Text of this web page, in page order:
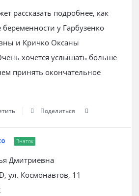
рассказать подробнее, как
у Гарбузенко
и Кричко Оксаны
хочется услышать больше
принять окончательное
Поделиться
Знаток
Дмитриевна
ул. Космонавтов, 11